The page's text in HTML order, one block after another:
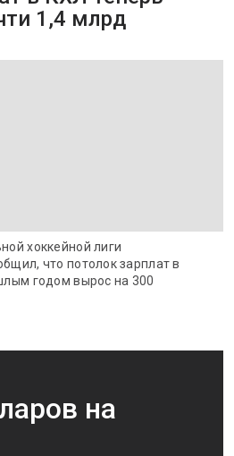
1,4 млрд
хоккейной лиги
что потолок зарплат в
годом вырос на 300
на